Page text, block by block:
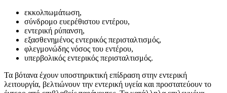
εκκολπωμάτωση,
σύνδρομο ευερέθιστου εντέρου,
εντερική ρύπανση,
εξασθενημένος εντερικός περισταλτισμός,
φλεγμονώδης νόσος του εντέρου,
υπερβολικός εντερικός περισταλτισμός.
Τα βότανα έχουν υποστηρικτική επίδραση στην εντερική
λειτουργία, βελτιώνουν την εντερική υγεία και προστατεύουν το